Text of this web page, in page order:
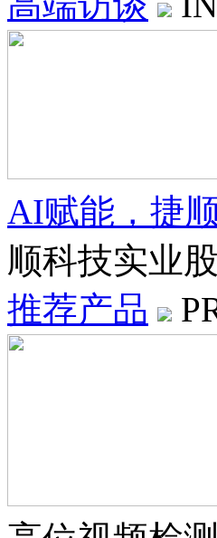
AI赋能，捷
顺科技实业
推荐产品